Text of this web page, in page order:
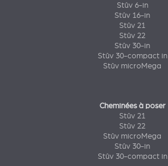
Stûv 6-in
Stûv 16-in
Stûv 21
Stûv 22
Stûv 30-in
Stûv 30-compact in
Stûv microMega
Cheminées à poser
Stûv 21
Stûv 22
Stûv microMega
Stûv 30-in
Stûv 30-compact in